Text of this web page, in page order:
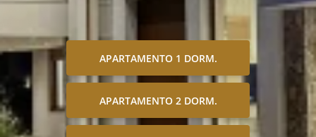
APARTAMENTO 1 DORM.
APARTAMENTO 2 DORM.